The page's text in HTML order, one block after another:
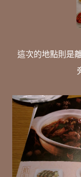
這次的地點則是